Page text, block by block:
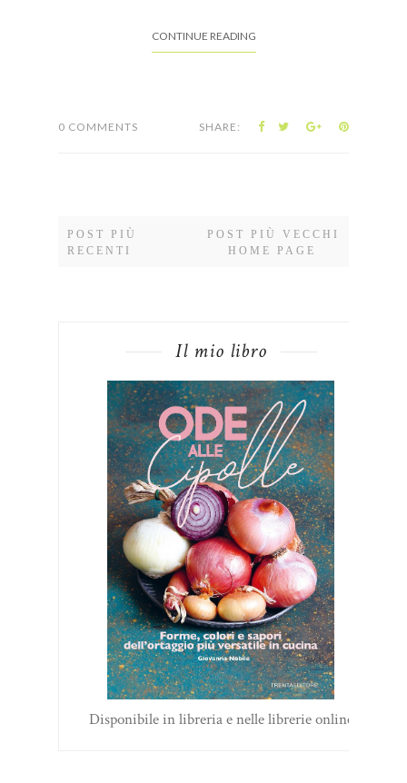
CONTINUE READING
0 COMMENTS SHARE:
POST PIÙ
RECENTI
POST PIÙ VECCHI
HOME PAGE
Il mio libro
Disponibile in libreria e nelle librerie online